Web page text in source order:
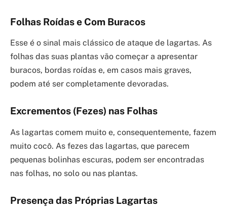
Folhas Roídas e Com Buracos
Esse é o sinal mais clássico de ataque de lagartas. As
folhas das suas plantas vão começar a apresentar
buracos, bordas roídas e, em casos mais graves,
podem até ser completamente devoradas.
Excrementos (Fezes) nas Folhas
As lagartas comem muito e, consequentemente, fazem
muito cocô. As fezes das lagartas, que parecem
pequenas bolinhas escuras, podem ser encontradas
nas folhas, no solo ou nas plantas.
Presença das Próprias Lagartas